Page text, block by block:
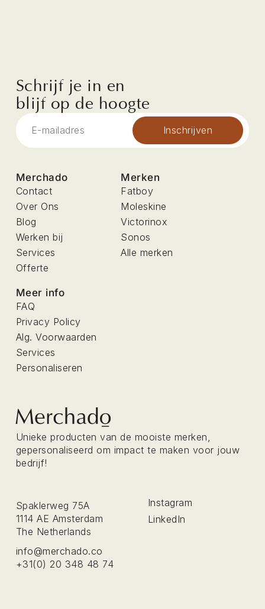
Schrijf je in en
blijf op de hoogte
Inschrijven
Merchado
Contact
Over Ons
Blog
Werken bij
Services
Offerte
Merken
Fatboy
Moleskine
Victorinox
Sonos
Alle merken
Meer info
FAQ
Privacy Policy
Alg. Voorwaarden
Services
Personaliseren
Unieke producten van de mooiste merken,
gepersonaliseerd om impact te maken voor jouw
bedrijf!
Spaklerweg 75A
1114 AE Amsterdam
The Netherlands
info@merchado.co
+31(0) 20 348 48 74
Instagram
LinkedIn